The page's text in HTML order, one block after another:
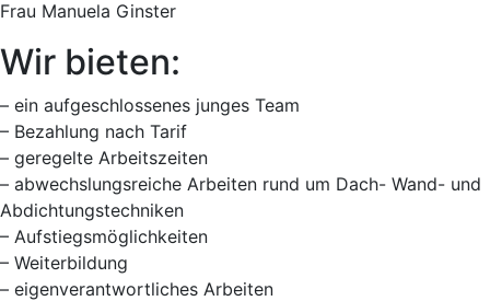
Frau Manuela Ginster
Wir bieten:
– ein aufgeschlossenes junges Team
– Bezahlung nach Tarif
– geregelte Arbeitszeiten
– abwechslungsreiche Arbeiten rund um Dach- Wand- und
Abdichtungstechniken
– Aufstiegsmöglichkeiten
– Weiterbildung
– eigenverantwortliches Arbeiten